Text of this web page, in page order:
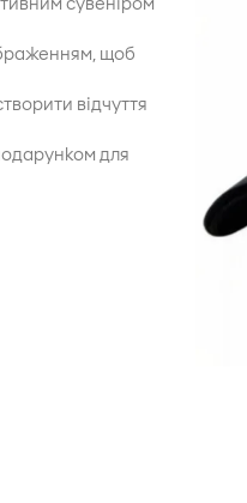
щоб
відчуття
для